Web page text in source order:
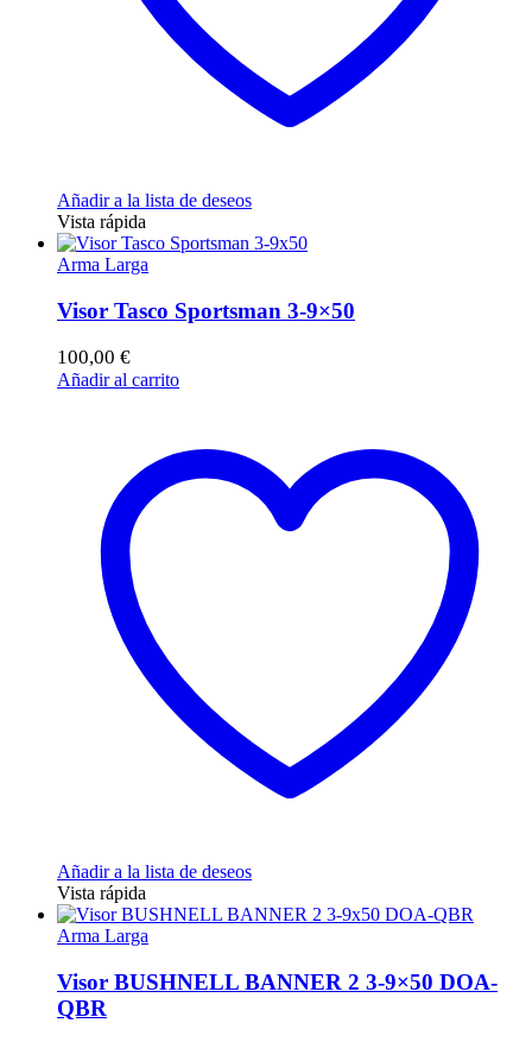
Añadir a la lista de deseos
Vista rápida
Arma Larga
Visor Tasco Sportsman 3-9×50
100,00 €
Añadir al carrito
Añadir a la lista de deseos
Vista rápida
Arma Larga
Visor BUSHNELL BANNER 2 3-9×50 DOA-
QBR